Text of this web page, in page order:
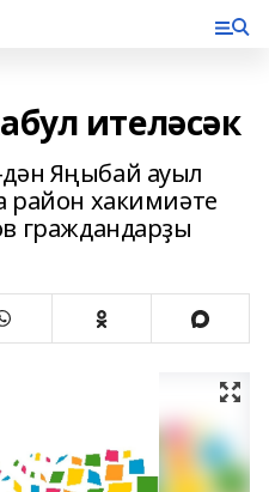
ителәсәк
дән Яңыбай ауыл
хакимиәте
граждандарҙы